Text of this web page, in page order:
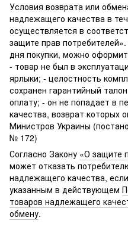
Условия возврата или
надлежащего качества в
осуществляется в
защите прав
дня покупки, можно
- товар не был в
ярлыки; - целостность
сохранен гарантийный
оплату; - он не попадает в
качества, возврат которых
Министров Украины
№ 172)
Согласно Закону «О защите
может отказать
надлежащего качества,
указанным в действующем
товаров надлежащего
обмену.